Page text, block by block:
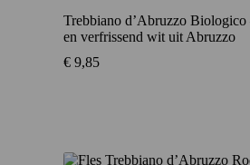
Trebbiano d’Abruzzo Biologico
en verfrissend wit uit Abruzzo
€ 9,85